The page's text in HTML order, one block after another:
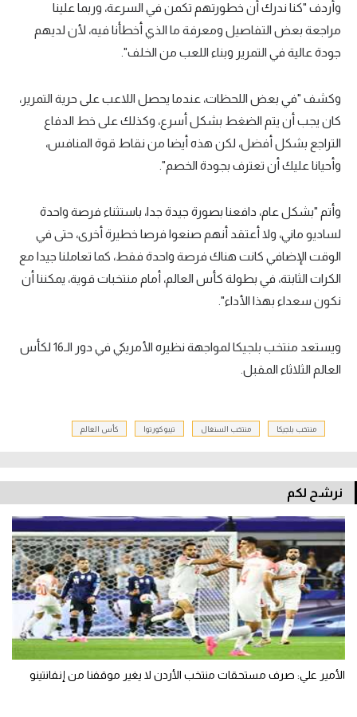
وأردف "كنا ندرك أن خطورتهم تكمن في السرعة، وربما علينا
مراجعة بعض التفاصيل ومعرفة ما الذي أخطأنا فيه، لأن لديهم
جودة عالية في التمرير وبناء اللعب من الخلف".
وكشف "في بعض اللحظات، عندما يحصل اللاعب على حرية التمرير،
كان يجب أن يتم الضغط بشكل أسرع، وكذلك على خط الدفاع
التراجع بشكل أفضل، لكن هذه أيضا من نقاط قوة المنافس،
وأحيانا عليك أن تعترف بجودة الخصم".
وأتم "بشكل عام، دافعنا بصورة جيدة جدا، باستثناء فرصة واحدة
لساديو ماني، ولا أعتقد أنهم صنعوا فرصا خطيرة أخرى، حتى في
الوقت الإضافي كانت هناك فرصة واحدة فقط، كما تعاملنا جيدا مع
الكرات الثابتة، في بطولة كأس العالم، أمام منتخبات قوية، يمكننا أن
نكون سعداء بهذا الأداء".
ويستعد منتخب بلجيكا لمواجهة نظيره الأمريكي في دور الـ16 لكأس
العالم الثلاثاء المقبل.
منتخب بلجيكا منتخب السنغال تيبو كورتوا كأس العالم
نرشح لكم
الأمير علي: صرف مستحقات منتخب الأردن لا يغير موقفنا من إنفانتينو